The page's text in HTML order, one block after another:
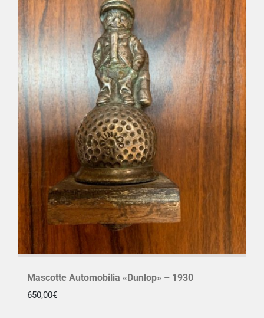
Mascotte Automobilia «Dunlop» – 1930
650,00€